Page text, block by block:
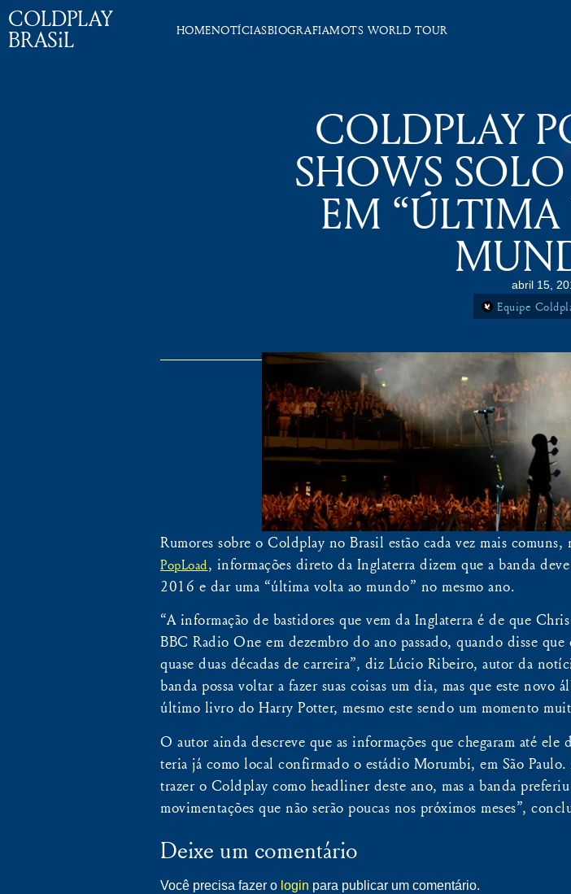
COLDPLAY
BRASiL HOMENOTÍCIASBIOGRAFIAMOTS WORLD TOUR
COLDPLAY
SHOWS
EM
abril 15,
Equipe
Rumores sobre o Coldplay no Brasil estão cada vez mais
PopLoad, informações direto da Inglaterra dizem que a banda
2016 e dar uma “última volta ao mundo” no mesmo ano.
“A informação de bastidores que vem da Inglaterra é de que
BBC Radio One em dezembro do ano passado, quando disse
quase duas décadas de carreira”, diz Lúcio Ribeiro, autor da
banda possa voltar a fazer suas coisas um dia, mas que este novo
último livro do Harry Potter, mesmo este sendo um momento
O autor ainda descreve que as informações que chegaram até
teria já como local confirmado o estádio Morumbi, em São
trazer o Coldplay como headliner deste ano, mas a banda
movimentações que não serão poucas nos próximos meses”,
Deixe um comentário
Você precisa fazer o login para publicar um comentário.